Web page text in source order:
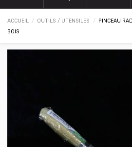
ACCUEIL OUTILS / UTENSILES
PINCEAU
BOIS